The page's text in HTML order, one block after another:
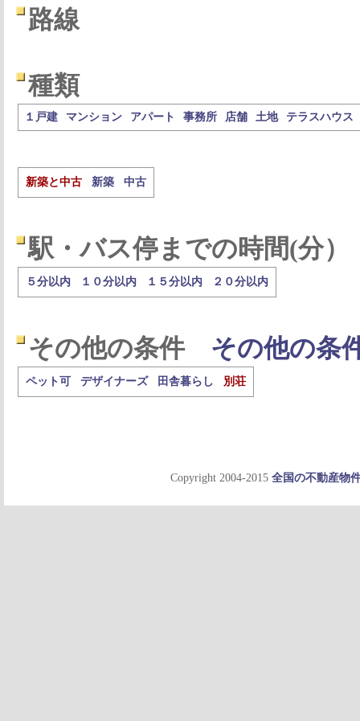
路線
種類
１戸建 マンション アパート 事務所 店舗 土地 テラスハウス
新築と中古 新築 中古
駅・バス停までの時間(分）
５分以内 １０分以内 １５分以内 ２０分以内
その他の条件 その他の条
ペット可 デザイナーズ 田舎暮らし 別荘
Copyright 2004-2015 全国の不動産物